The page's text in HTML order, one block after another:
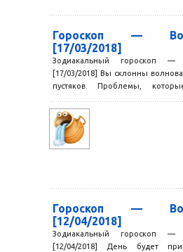
Гороскоп —
[17/03/2018]
Зодиакальный гороскоп —
[17/03/2018] Вы склонны
пустяков. Проблемы,
Гороскоп —
[12/04/2018]
Зодиакальный гороскоп —
[12/04/2018] День будет